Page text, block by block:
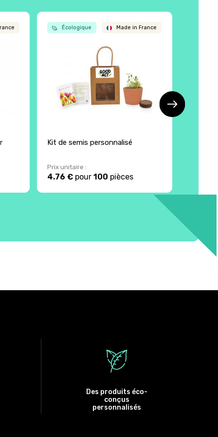
Écologique Made in France
Kit de semis personnalisé
Prix unitaire :
4.76 € pour100 pièces
Des produits éco-
conçus
personnalisés